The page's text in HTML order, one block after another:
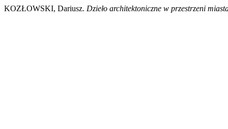
KOZŁOWSKI, Dariusz. Dzieło architektoniczne w przestrzeni